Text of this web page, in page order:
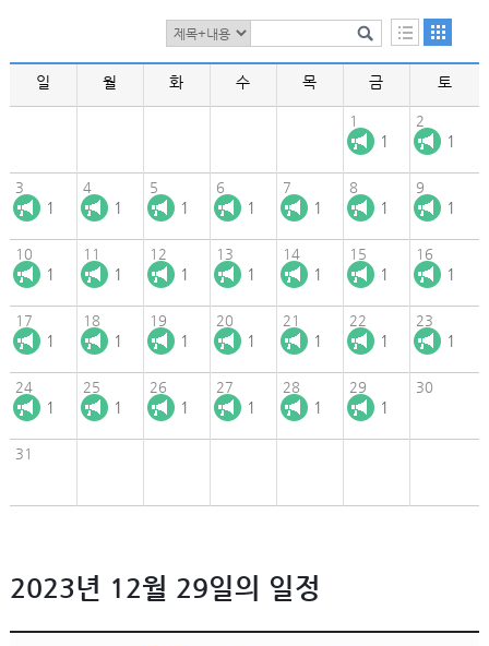
일 월 화 수 목 금 토
1
1
2
1
3
1
4
1
5
1
6
1
7
1
8
1
9
1
10
1
11
1
12
1
13
1
14
1
15
1
16
1
17
1
18
1
19
1
20
1
21
1
22
1
23
1
24
1
25
1
26
1
27
1
28
1
29
1
30
31
2023년 12월 29일의 일정